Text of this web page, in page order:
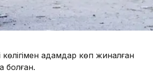
адамдар көп жиналған
болған.